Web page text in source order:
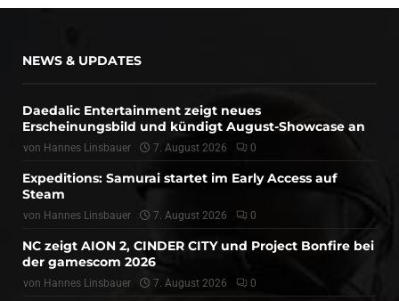
NEWS & UPDATES
Daedalic Entertainment zeigt neues
Erscheinungsbild und kündigt August-Showcase an
von Hannes Linsbauer 7. August 2026 0
Expeditions: Samurai startet im Early Access auf
Steam
von Hannes Linsbauer 7. August 2026 0
NC zeigt AION 2, CINDER CITY und Project Bonfire bei
der gamescom 2026
von Hannes Linsbauer 7. August 2026 0